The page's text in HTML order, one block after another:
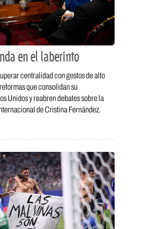
en el laberinto
centralidad con gestos de alto
que consolidan su
Unidos y reabren debates sobre la
de Cristina Fernández.